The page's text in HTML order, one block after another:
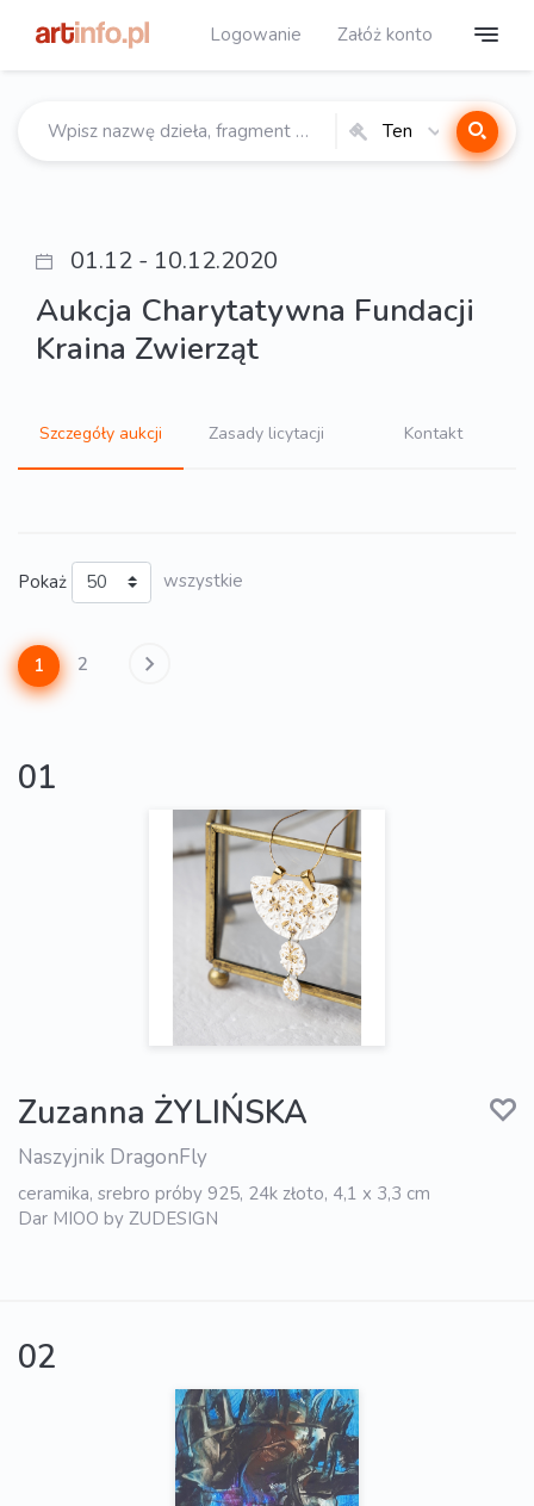
Logowanie Załóż konto
Ten
01.12 - 10.12.2020
Aukcja Charytatywna Fundacji
Kraina Zwierząt
Szczegóły aukcji Zasady licytacji Kontakt
Pokaż wszystkie
1 2
01
Zuzanna ŻYLIŃSKA
Naszyjnik DragonFly
ceramika, srebro próby 925, 24k złoto, 4,1 x 3,3 cm
Dar MIOO by ZUDESIGN
02